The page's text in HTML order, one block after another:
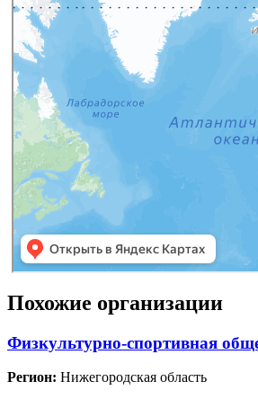
Похожие организации
Физкультурно-спортивная
Регион: Нижегородская область